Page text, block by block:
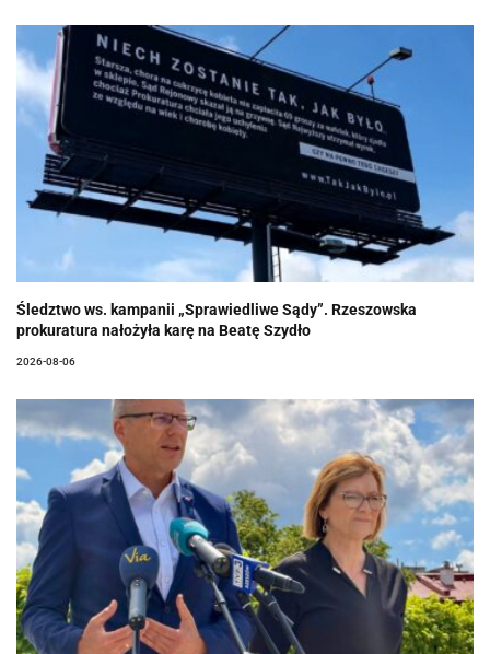
Śledztwo ws. kampanii „Sprawiedliwe Sądy”. Rzeszowska
prokuratura nałożyła karę na Beatę Szydło
2026-08-06